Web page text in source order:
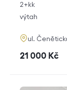
rozměry
dispozice
2+kk
funkce
výtah
adresa
ul.
cena
21 000 Kč